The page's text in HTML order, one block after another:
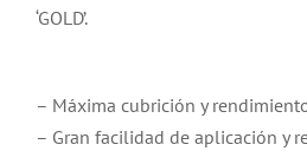
‘GOLD’.
– Máxima cubrición y
– Gran facilidad de aplicación y